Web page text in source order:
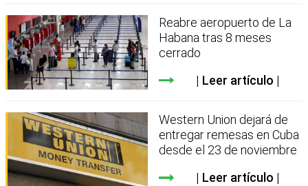
Reabre aeropuerto de La
Habana tras 8 meses
cerrado
Leer artículo
Western Union dejará de
entregar remesas en Cuba
desde el 23 de noviembre
Leer artículo